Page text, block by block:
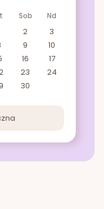
Sob Nd
2
3
9
10
16
17
23
24
30